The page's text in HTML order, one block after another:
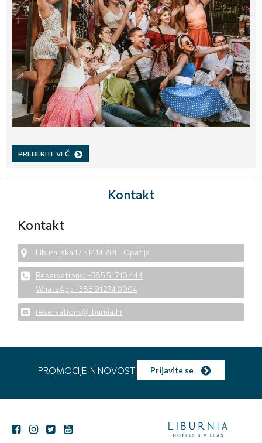
PREBERITE VEČ
Kontakt
Kontakt
Liburnijska 1 / 51414 Ičići – Opatija
Reservations: +385 51 710 444
WhatsApp +385 91 274 0004
reservations@liburnia.hr
PROMOCIJE IN NOVOSTI Prijavite se